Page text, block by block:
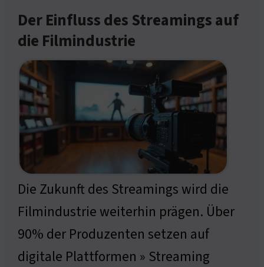
Der Einfluss des Streamings auf
die Filmindustrie
Die Zukunft des Streamings wird die
Filmindustrie weiterhin prägen. Über
90% der Produzenten setzen auf
digitale Plattformen » Streaming